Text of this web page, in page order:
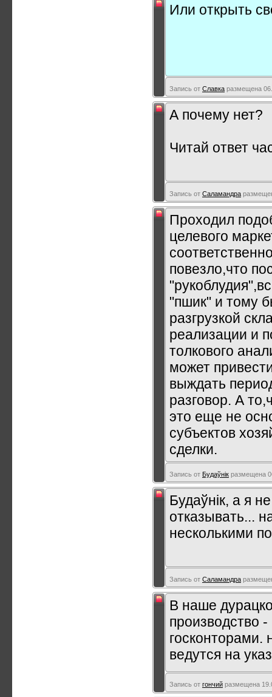
Или открыть
Запись от Славка размещена
А почему нет?
Читай ответ
Запись от Саламандра
Проходил
целевого
повезло,что
"пшик" и тому
разгрузкой
реализации и
толкового
может
выждать
разговор. А
это еще не
субъектов
сделки.
Запись от Будаўнік размещена
Будаўнік, а я
отказывать...
несколькими
Запись от Саламандра
В наше
производство
госконторами.
ведутся на
Запись от гончий размещена